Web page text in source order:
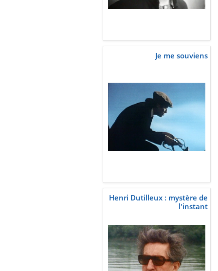
Je me souviens
Henri Dutilleux : mystère de
l'instant